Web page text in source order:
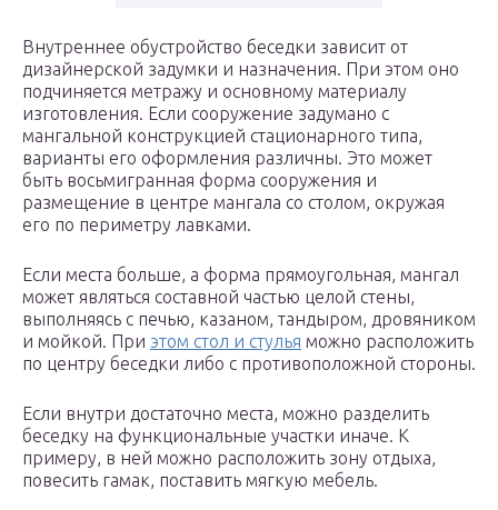
Внутреннее обустройство беседки зависит от
дизайнерской задумки и назначения. При этом оно
подчиняется метражу и основному материалу
изготовления. Если сооружение задумано с
мангальной конструкцией стационарного типа,
варианты его оформления различны. Это может
быть восьмигранная форма сооружения и
размещение в центре мангала со столом, окружая
его по периметру лавками.
Если места больше, а форма прямоугольная, мангал
может являться составной частью целой стены,
выполняясь с печью, казаном, тандыром, дровяником
и мойкой. При этом стол и стулья можно расположить
по центру беседки либо с противоположной стороны.
Если внутри достаточно места, можно разделить
беседку на функциональные участки иначе. К
примеру, в ней можно расположить зону отдыха,
повесить гамак, поставить мягкую мебель.